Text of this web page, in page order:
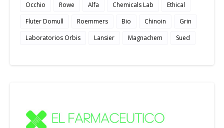
Occhio
Rowe Alfa Chemicals Lab
Ethical
Fluter Domull
Roemmers Bio Chinoin
Grin
Laboratorios Orbis
Lansier Magnachem Sued